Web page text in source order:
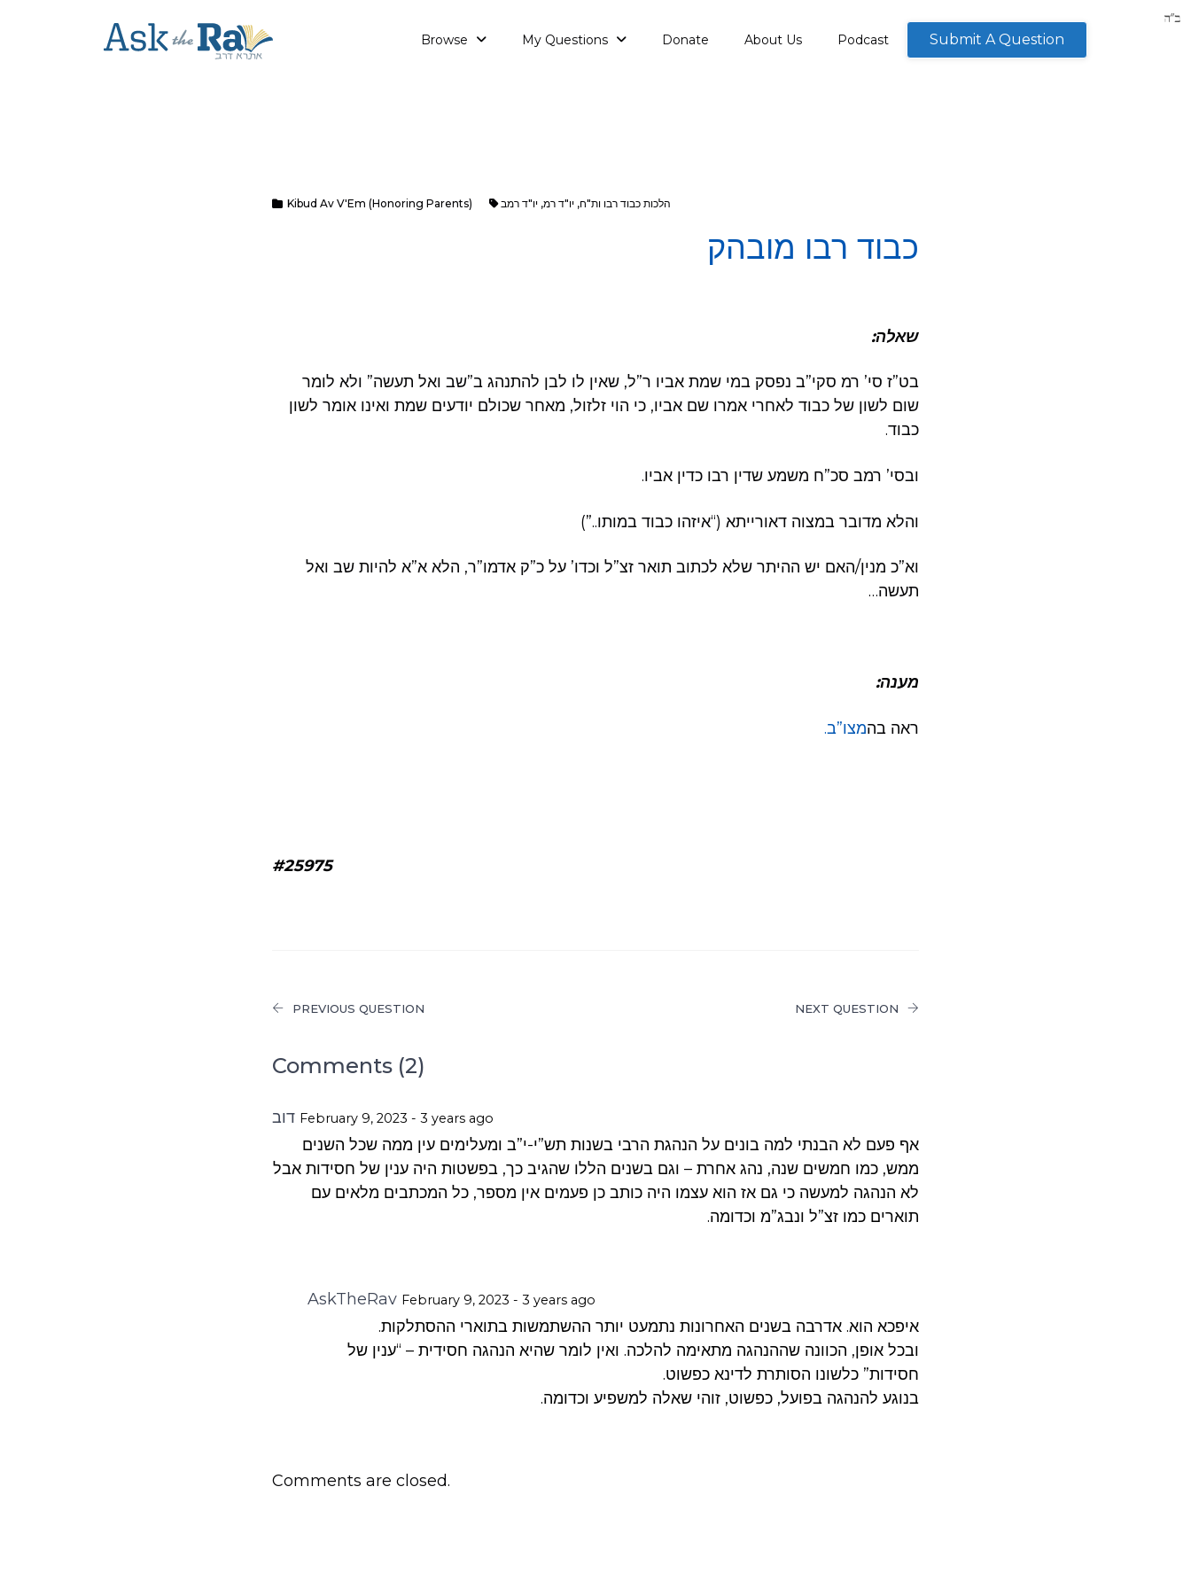
Browse My Questions Donate About Us Podcast Submit A Question
Kibud Av V'Em (Honoring Parents) הלכות כבוד רבו ות"ח, יו"ד רמ, יו"ד רמב
כבוד רבו מובהק
שאלה:
בט”ז סי’ רמ סקי”ב נפסק במי שמת אביו ר”ל, שאין לו לבן להתנהג ב”שב ואל תעשה” ולא לומר
שום לשון של כבוד לאחרי אמרו שם אביו, כי הוי זלזול, מאחר שכולם יודעים שמת ואינו אומר לשון
כבוד.
ובסי’ רמב סכ”ח משמע שדין רבו כדין אביו.
והלא מדובר במצוה דאורייתא (“איזהו כבוד במותו..”)
וא”כ מנין/האם יש ההיתר שלא לכתוב תואר זצ”ל וכדו’ על כ”ק אדמו”ר, הלא א”א להיות שב ואל
תעשה…
מענה:
ראה בהמצו”ב.
#25975
PREVIOUS QUESTION NEXT QUESTION
Comments (2)
דוב February 9, 2023 - 3 years ago
אף פעם לא הבנתי למה בונים על הנהגת הרבי בשנות תש”י-י”ב ומעלימים עין ממה שכל השנים
ממש, כמו חמשים שנה, נהג אחרת – וגם בשנים הללו שהגיב כך, בפשטות היה ענין של חסידות אבל
לא הנהגה למעשה כי גם אז הוא עצמו היה כותב כן פעמים אין מספר, כל המכתבים מלאים עם
תוארים כמו זצ”ל ונבג”מ וכדומה.
AskTheRav February 9, 2023 - 3 years ago
איפכא הוא. אדרבה בשנים האחרונות נתמעט יותר ההשתמשות בתוארי ההסתלקות.
ובכל אופן, הכוונה שההנהגה מתאימה להלכה. ואין לומר שהיא הנהגה חסידית – “ענין של
חסידות” כלשונו הסותרת לדינא כפשוט.
בנוגע להנהגה בפועל, כפשוט, זוהי שאלה למשפיע וכדומה.
Comments are closed.